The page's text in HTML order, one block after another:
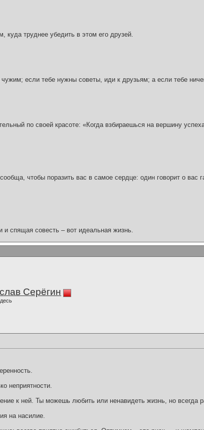
куда труднее убедить в этом его друзей.
если тебе нужны советы, иди к друзьям; а если тебе
по своей красоте: «Когда взбираешься на вершину
чтобы поразить вас в самое сердце: один говорит о вас
и спящая совесть – вот идеальная жизнь.
Серёгин
неприятности.
к ней. Ты можешь любить или ненавидеть жизнь, но всегда
на насилие.